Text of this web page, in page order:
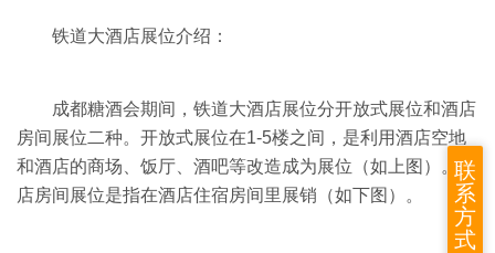
铁道大酒店展位介绍：
成都糖酒会期间，铁道大酒店展位分开放式展位和酒店
房间展位二种。开放式展位在1-5楼之间，是利用酒店空地
和酒店的商场、饭厅、酒吧等改造成为展位（如上图）。酒
店房间展位是指在酒店住宿房间里展销（如下图）。
联
系
方
式